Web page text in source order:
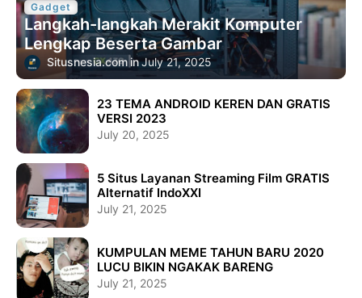
Gadget
Langkah-langkah Merakit Komputer
Lengkap Beserta Gambar
Situsnesia.com July 21, 2025
23 TEMA ANDROID KEREN DAN GRATIS
VERSI 2023
July 20, 2025
5 Situs Layanan Streaming Film GRATIS
Alternatif IndoXXI
July 21, 2025
KUMPULAN MEME TAHUN BARU 2020
LUCU BIKIN NGAKAK BARENG
July 21, 2025